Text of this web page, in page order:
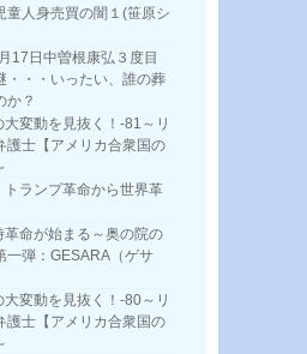
童人身売買の闇１(笹原シ
17日中曽根康弘３度目
・・・いったい、誰の葬
か？
大変動を見抜く！-81～リ
護士【アメリカ合衆国の
トランプ革命から世界革
革命が始まる～奥の院の
一弾：GESARA（ゲサ
大変動を見抜く！-80～リ
護士【アメリカ合衆国の